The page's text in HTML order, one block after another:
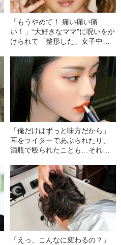
「もうやめて！ 痛い痛い痛
い！」“大好きなママ”に呪いをか
けられて「整形した」女子中学
「俺だけはずっと味方だから」
耳をライターであぶられたり、
酒瓶で殴られたことも…それで
た女子高生の特殊事情
「えっ、こんなに変わるの？」